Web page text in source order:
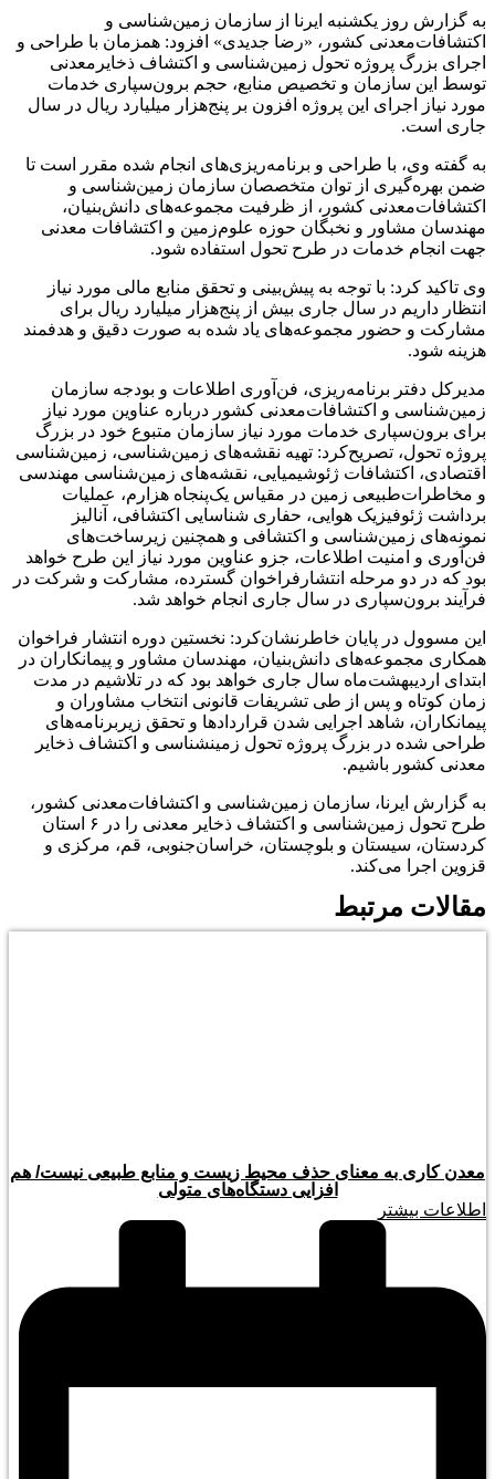
به گزارش روز یکشنبه ایرنا از سازمان زمین‌شناسی و
اکتشافات‌معدنی کشور، «رضا جدیدی» افزود: همزمان با طراحی و
اجرای بزرگ پروژه تحول زمین‌شناسی و اکتشاف ذخایرمعدنی
توسط این سازمان و تخصیص منابع، حجم برون‌سپاری خدمات
مورد نیاز اجرای این پروژه افزون بر پنج‌هزار میلیارد ریال در سال
جاری است.
به گفته وی، با طراحی و برنامه‌ریزی‌های انجام شده مقرر است تا
ضمن بهره‌گیری از توان متخصصان سازمان زمین‌شناسی و
اکتشافات‌معدنی کشور، از ظرفیت مجموعه‌های دانش‌بنیان،
مهندسان مشاور و نخبگان حوزه علوم‌زمین و اکتشافات معدنی
جهت انجام خدمات در طرح تحول استفاده شود.
وی تاکید کرد: با توجه به پیش‌بینی و تحقق منابع مالی مورد نیاز
انتظار داریم در سال جاری بیش از پنج‌هزار میلیارد ریال برای
مشارکت و حضور مجموعه‌های یاد شده به صورت دقیق و هدفمند
هزینه شود.
مدیرکل دفتر برنامه‌ریزی، فن‌آوری اطلاعات و بودجه سازمان
زمین‌شناسی و اکتشافات‌معدنی کشور درباره عناوین مورد نیاز
برای برون‌سپاری خدمات مورد نیاز سازمان متبوع خود در بزرگ
پروژه تحول، تصریح‌کرد: تهیه نقشه‌های زمین‌شناسی، زمین‌شناسی
اقتصادی، اکتشافات ژئوشیمیایی، نقشه‌های زمین‌شناسی مهندسی
و مخاطرات‌طبیعی زمین در مقیاس یک‌پنجاه هزارم، عملیات
برداشت ژئوفیزیک هوایی، حفاری شناسایی اکتشافی، آنالیز
نمونه‌های زمین‌شناسی و اکتشافی و همچنین زیرساخت‌های
فن‌آوری و امنیت اطلاعات، جزو عناوین مورد نیاز این طرح خواهد
بود که در دو مرحله انتشارفراخوان گسترده، مشارکت و شرکت در
فرآیند برون‌سپاری در سال جاری انجام خواهد شد.
این مسوول در پایان خاطرنشان‌کرد: نخستین دوره انتشار فراخوان
همکاری مجموعه‌های دانش‌بنیان، مهندسان مشاور و پیمانکاران در
ابتدای اردیبهشت‌ماه سال جاری خواهد بود که در تلاشیم در مدت
زمان کوتاه و پس از طی تشریفات قانونی انتخاب مشاوران و
پیمانکاران، شاهد اجرایی شدن قراردادها و تحقق زیربرنامه‌های
طراحی شده در بزرگ پروژه تحول زمین‎شناسی و اکتشاف ذخایر
معدنی کشور باشیم.
به گزارش ایرنا، سازمان زمین‌شناسی و اکتشافات‌معدنی کشور،
طرح تحول زمین‌شناسی و اکتشاف ذخایر معدنی را در ۶ استان
کردستان، سیستان و بلوچستان، خراسان‌جنوبی، قم، مرکزی و
قزوین اجرا می‌کند.
مقالات مرتبط
معدن کاری به معنای حذف محیط زیست و منابع طبیعی نیست/ هم
افزایی دستگاه‌های متولی
اطلاعات بیشتر